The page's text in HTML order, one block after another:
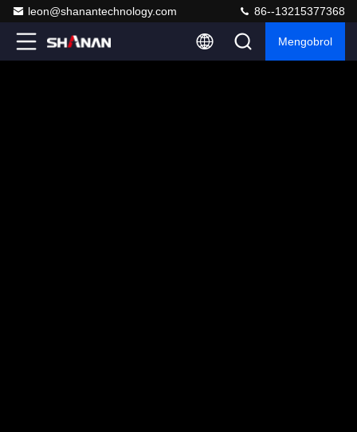
leon@shanantechnology.com 86--13215377368
Mengobrol